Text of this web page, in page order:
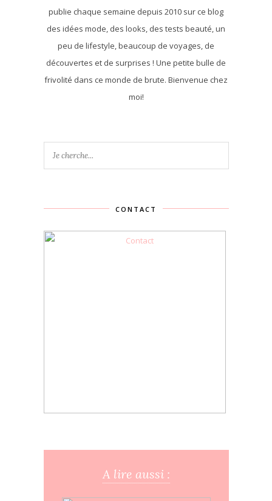
publie chaque semaine depuis 2010 sur ce blog
des idées mode, des looks, des tests beauté, un
peu de lifestyle, beaucoup de voyages, de
découvertes et de surprises ! Une petite bulle de
frivolité dans ce monde de brute. Bienvenue chez
moi!
CONTACT
A lire aussi :